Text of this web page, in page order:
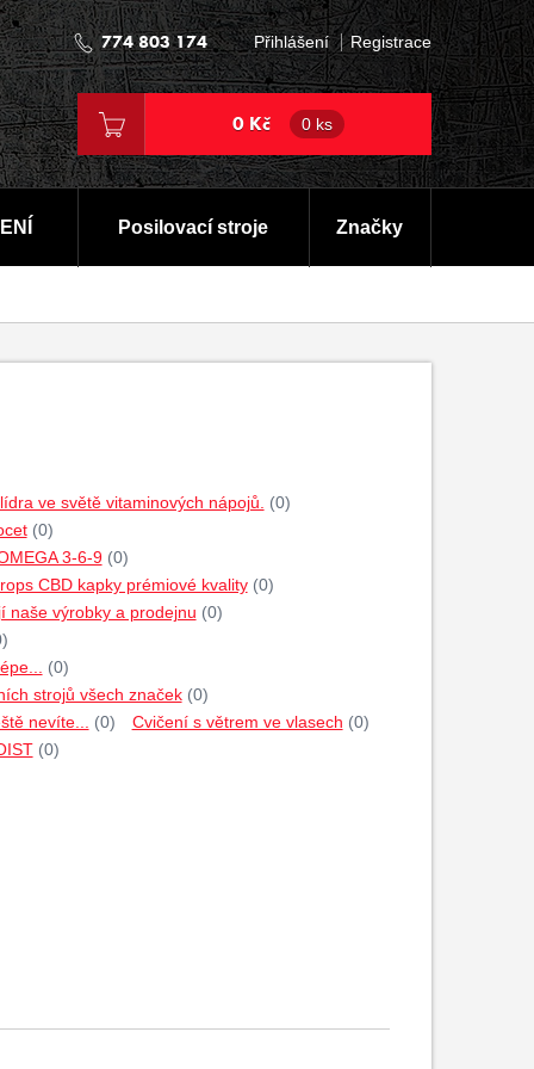
774 803 174 Přihlášení Registrace
0 Kč 0 ks
Posilovací stroje Značky
ve světě vitaminových nápojů.
(0)
(0)
3-6-9 (0)
CBD kapky prémiové kvality (0)
naše výrobky a prodejnu (0)
(0)
strojů všech značek (0)
nevíte...
(0) Cvičení s větrem ve vlasech (0)
(0)